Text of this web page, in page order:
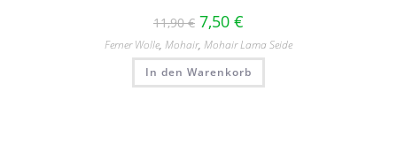
11,90€ 7,50 €
Ferner Wolle, Mohair, Mohair Lama Seide
In den Warenkorb